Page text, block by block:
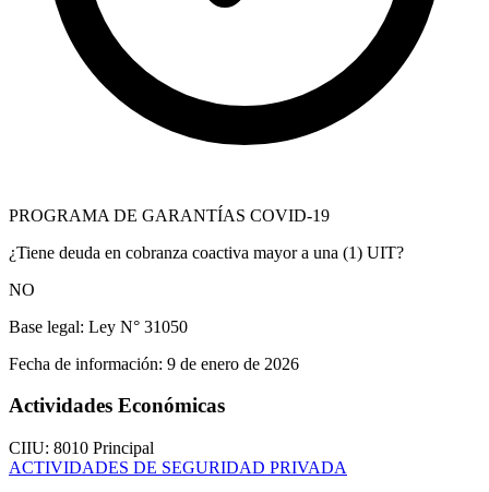
PROGRAMA DE GARANTÍAS COVID-19
¿Tiene deuda en cobranza coactiva mayor a una (1) UIT?
NO
Base legal: Ley N° 31050
Fecha de información: 9 de enero de 2026
Actividades Económicas
CIIU: 8010 Principal
ACTIVIDADES DE SEGURIDAD PRIVADA